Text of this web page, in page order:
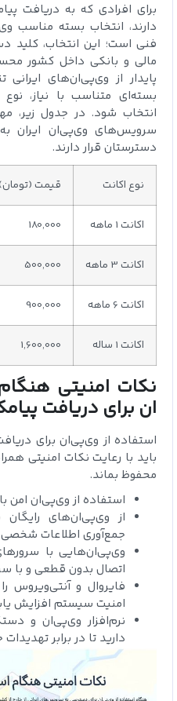
برای افرادی که به دریافت
دارند، انتخاب بسته مناسب
فنی است؛ این انتخاب،
مالی و بانکی داخل کشور
پایدار از وی‌پی‌ان‌های
بسته‌ای متناسب با نیاز،
انتخاب شود. در جدول زیر،
سرویس‌های وی‌پی‌ان ایران
دسترستان قرار دارند.
نوع اکانت قیمت (تومان)
اکانت 1 ماهه 180,000
اکانت 3 ماهه 500,000
اکانت 6 ماهه 900,000
اکانت 1 ساله 1,600,000
نکات امنیتی
ان برای دریافت
استفاده از وی‌پی‌ان برای
باید با رعایت نکات امنیتی
محفوظ بماند.
استفاده از وی‌پی‌ان امن
از وی‌پی‌ان‌های
جمع‌آوری اطلاعات شخصی
وی‌پی‌ان‌هایی با
اتصال بدون قطعی و با
فایروال و آنتی‌ویروس
امنیت سیستم افزایش
نرم‌افزار وی‌پی‌ان و
دارید تا در برابر